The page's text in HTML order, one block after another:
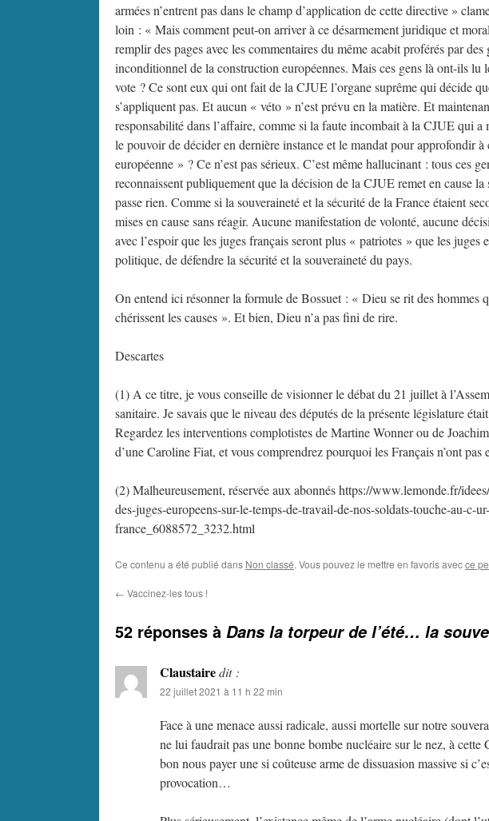
armées n’entrent pas dans le champ d’application de cette directive »
loin : « Mais comment peut-on arriver à ce désarmement juridique et
remplir des pages avec les commentaires du même acabit proférés par
inconditionnel de la construction européennes. Mais ces gens là ont-ils lu
vote ? Ce sont eux qui ont fait de la CJUE l’organe suprême qui décide
s’appliquent pas. Et aucun « véto » n’est prévu en la matière. Et
responsabilité dans l’affaire, comme si la faute incombait à la CJUE qui
le pouvoir de décider en dernière instance et le mandat pour approfondir
européenne » ? Ce n’est pas sérieux. C’est même hallucinant : tous ces
reconnaissent publiquement que la décision de la CJUE remet en cause
passe rien. Comme si la souveraineté et la sécurité de la France étaient
mises en cause sans réagir. Aucune manifestation de volonté, aucune
avec l’espoir que les juges français seront plus « patriotes » que les juges
politique, de défendre la sécurité et la souveraineté du pays.
On entend ici résonner la formule de Bossuet : « Dieu se rit des hommes
chérissent les causes ». Et bien, Dieu n’a pas fini de rire.
Descartes
(1) A ce titre, je vous conseille de visionner le débat du 21 juillet à
sanitaire. Je savais que le niveau des députés de la présente législature
Regardez les interventions complotistes de Martine Wonner ou de
d’une Caroline Fiat, et vous comprendrez pourquoi les Français n’ont
(2) Malheureusement, réservée aux abonnés https://www.lemonde.fr/
des-juges-europeens-sur-le-temps-de-travail-de-nos-soldats-touche-au-c-
france_6088572_3232.html
Ce contenu a été publié dans Non classé. Vous pouvez le mettre en favoris avecce
← Vaccinez-les tous !
52 réponses à Dans la torpeur de l’été… la
Claustairedit :
22 juillet 2021 à 11 h 22 min
Face à une menace aussi radicale, aussi mortelle sur notre
ne lui faudrait pas une bonne bombe nucléaire sur le nez, à
bon nous payer une si coûteuse arme de dissuasion massive si
provocation…